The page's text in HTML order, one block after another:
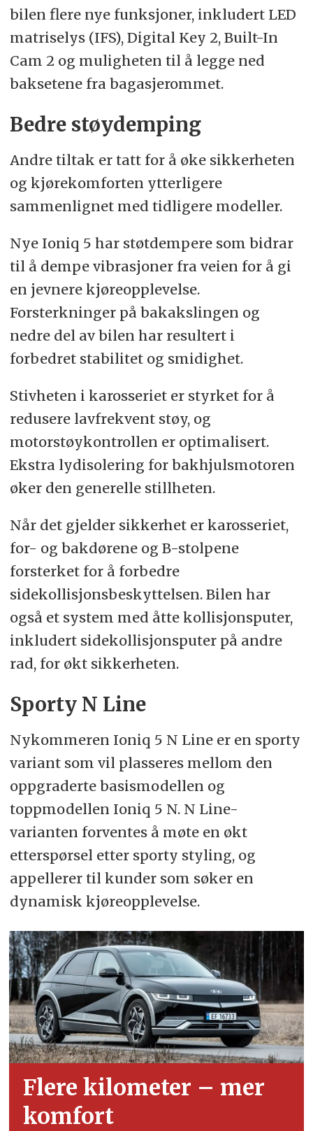
bilen flere nye funksjoner, inkludert LED
matriselys (IFS), Digital Key 2, Built-In
Cam 2 og muligheten til å legge ned
baksetene fra bagasjerommet.
Bedre støydemping
Andre tiltak er tatt for å øke sikkerheten
og kjørekomforten ytterligere
sammenlignet med tidligere modeller.
Nye Ioniq 5 har støtdempere som bidrar
til å dempe vibrasjoner fra veien for å gi
en jevnere kjøreopplevelse.
Forsterkninger på bakakslingen og
nedre del av bilen har resultert i
forbedret stabilitet og smidighet.
Stivheten i karosseriet er styrket for å
redusere lavfrekvent støy, og
motorstøykontrollen er optimalisert.
Ekstra lydisolering for bakhjulsmotoren
øker den generelle stillheten.
Når det gjelder sikkerhet er karosseriet,
for- og bakdørene og B-stolpene
forsterket for å forbedre
sidekollisjonsbeskyttelsen. Bilen har
også et system med åtte kollisjonsputer,
inkludert sidekollisjonsputer på andre
rad, for økt sikkerheten.
Sporty N Line
Nykommeren Ioniq 5 N Line er en sporty
variant som vil plasseres mellom den
oppgraderte basismodellen og
toppmodellen Ioniq 5 N. N Line-
varianten forventes å møte en økt
etterspørsel etter sporty styling, og
appellerer til kunder som søker en
dynamisk kjøreopplevelse.
Flere kilometer – mer
komfort